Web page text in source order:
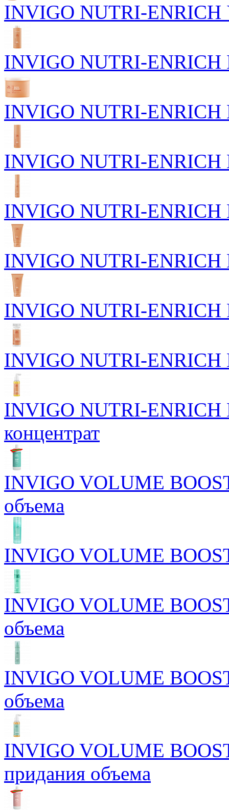
INVIGO NUTRI-ENRICH
INVIGO NUTRI-ENRICH
INVIGO NUTRI-ENRICH
INVIGO NUTRI-ENRICH
INVIGO NUTRI-ENRICH
INVIGO NUTRI-ENRICH
INVIGO NUTRI-ENRICH
INVIGO NUTRI-ENRICH
INVIGO NUTRI-ENRICH
концентрат
INVIGO VOLUME
объема
INVIGO VOLUME
INVIGO VOLUME
объема
INVIGO VOLUME
объема
INVIGO VOLUME
придания объема